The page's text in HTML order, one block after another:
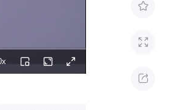


